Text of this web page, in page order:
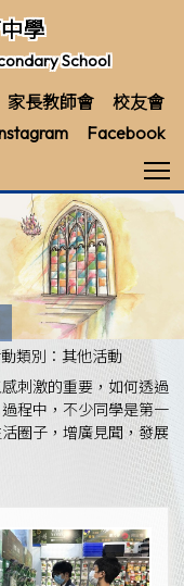
學
School
家長教師會
校友會
Facebook
類別：其他活動
刺激的重要，如何透過
程中，不少同學是第一
圈子，增廣見聞，發展